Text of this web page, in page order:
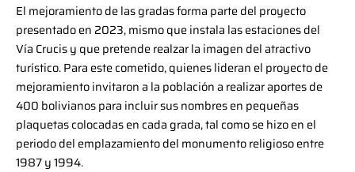
El mejoramiento de las gradas forma parte del proyecto
presentado en 2023, mismo que instala las estaciones del
Vía Crucis y que pretende realzar la imagen del atractivo
turístico. Para este cometido, quienes lideran el proyecto de
mejoramiento invitaron a la población a realizar aportes de
400 bolivianos para incluir sus nombres en pequeñas
plaquetas colocadas en cada grada, tal como se hizo en el
periodo del emplazamiento del monumento religioso entre
1987 y 1994.